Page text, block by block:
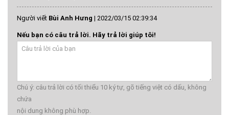
Người viết Bùi Anh Hưng | 2022/03/15 02:39:34
Nếu bạn có câu trả lời. Hãy trả lời giúp tôi!
Chú ý: câu trả lời có tối thiểu 10 ký tự, gõ tiếng việt có dấu, không
chứa
nội dung không phù hợp.